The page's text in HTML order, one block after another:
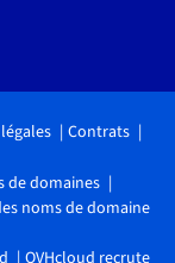
Contrats
de domaines
noms de domaine
OVHcloud recrute